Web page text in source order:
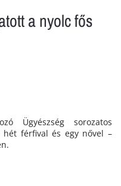
a nyolc fős
Ügyészség sorozatos
hét férfival és egy nővel –